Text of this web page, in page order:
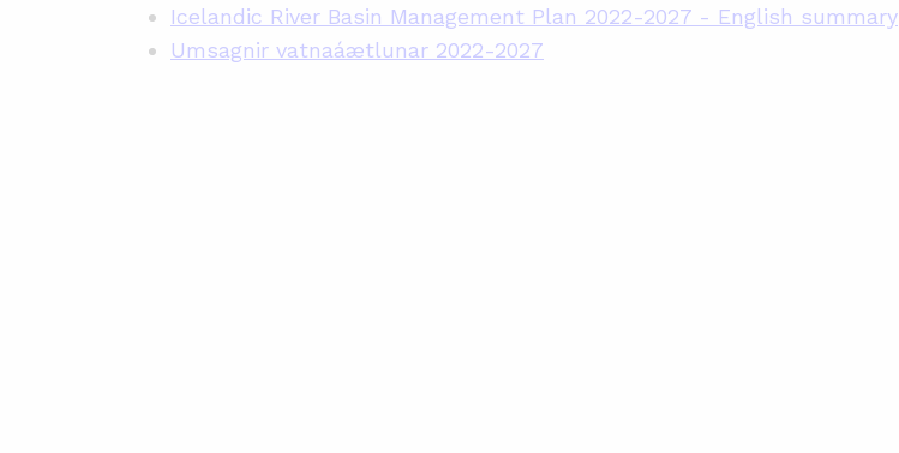
Icelandic River Basin Management Plan 2022-2027 - English summary
Umsagnir vatnaáætlunar 2022-2027